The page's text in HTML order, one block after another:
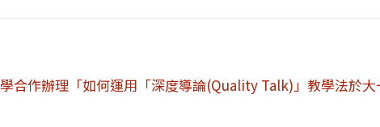
合作辦理「如何運用「深度導論(Quality Talk)」教學法於大